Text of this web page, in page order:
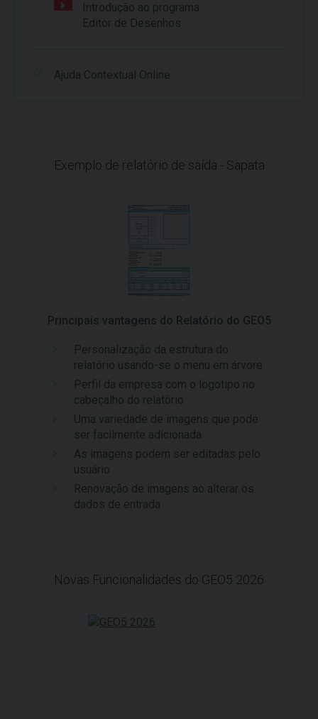
Introdução ao programa
Editor de Desenhos
Ajuda Contextual Online
Exemplo de relatório de saída - Sapata
Principais vantagens do Relatório do GEO5
Personalização da estrutura do
relatório usando-se o menu em árvore
Perfil da empresa com o logotipo no
cabeçalho do relatório
Uma variedade de imagens que pode
ser facilmente adicionada
As imagens podem ser editadas pelo
usuário
Renovação de imagens ao alterar os
dados de entrada
Novas Funcionalidades do GEO5 2026